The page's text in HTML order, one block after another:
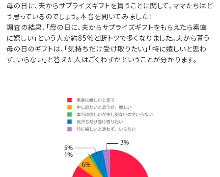
母の日に、夫からサプライズギフトを貰うことに関して、ママたちはど
う思っているのでしょう。本音を聞いてみました！
調査の結果、「母の日に、夫からサプライズギフトをもらえたら素直
に嬉しい」という人が約85％と断トツで多くなりました。夫から貰う
母の日のギフトは、「気持ちだけ受け取りたい」「特に嬉しいと思わ
ず、いらない」と答えた人はごくわずかということが分かります。